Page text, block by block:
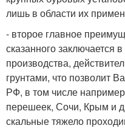
лишь в области их
- второе главное
сказанного заключается
производства,
грунтами, что позволит
РФ, в том числе например
перешеек, Сочи, Крым и
скальные тяжело